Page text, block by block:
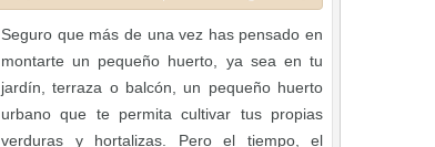
Seguro que más de una vez has pensado en
montarte un pequeño huerto, ya sea en tu
jardín, terraza o balcón, un pequeño huerto
urbano que te permita cultivar tus propias
verduras y hortalizas. Pero el tiempo, el